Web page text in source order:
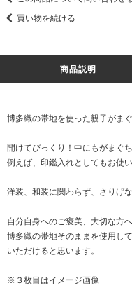
買い物を続ける
商品説明
博多織の帯地を使った親子がまぐ
開けてびっくり！中にもがまぐ
例えば、印鑑入れとしてもお使
洋装、和装に関わらず、さりげ
自分自身へのご褒美、大切な方
博多織の帯地そのままを使用し
いただけると思います。
※３枚目はイメージ画像